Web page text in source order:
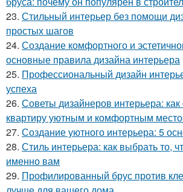
23. Стильный интерьер без помощи
простых шагов
24. Создание комфортного и
основные правила дизайна интерьера
25. Профессиональный дизайн
успеха
26. Советы дизайнеров интерьера:
квартиру уютным и комфортным
27. Создание уютного интерьера: 5
28. Стиль интерьера: как выбрать то,
именно вам
29. Профилированный брус против